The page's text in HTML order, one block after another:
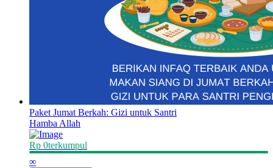
Paket Jumat Berkah: Gizi untuk Santri
Hamba Allah
Rp 0terkumpul
∞